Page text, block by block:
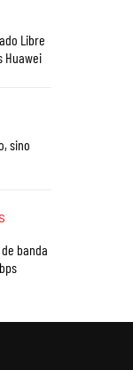
Libre
Huawei
sino
banda